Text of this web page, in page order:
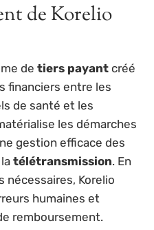
de Korelio
de tiers payant créé
financiers entre les
de santé et les
les démarches
gestion efficace des
télétransmission. En
Korelio
humaines et
remboursement.